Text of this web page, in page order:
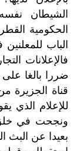
الشيطان
الحكومية
الباب
فالإعلانات
ضررا بالغا
قناة الجزيرة
للإعلام الذي
ونجحت في
بعيدا عن البث